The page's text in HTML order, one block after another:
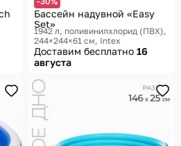
Бассейн надувной «Easy
Set»
1942 л, поливинилхлорид (ПВХ),
244×244×61 см Intex
Доставим бесплатно 16
августа